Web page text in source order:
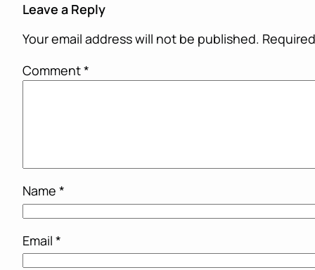
Leave a Reply
Your email address will not be published.
Comment*
Name *
Email *